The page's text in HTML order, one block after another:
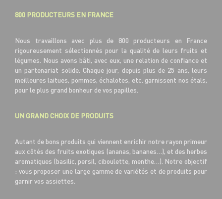
800 PRODUCTEURS EN FRANCE
Nous travaillons avec plus de 800 producteurs en France
rigoureusement sélectionnés pour la qualité de leurs fruits et
légumes. Nous avons bâti, avec eux, une relation de confiance et
un partenariat solide. Chaque jour, depuis plus de 25 ans, leurs
meilleures laitues, pommes, échalotes, etc. garnissent nos étals,
pour le plus grand bonheur de vos papilles.
UN GRAND CHOIX DE PRODUITS
Autant de bons produits qui viennent enrichir notre rayon primeur
aux côtés des fruits exotiques (ananas, bananes…), et des herbes
aromatiques (basilic, persil, ciboulette, menthe…). Notre objectif
: vous proposer une large gamme de variétés et de produits pour
garnir vos assiettes.